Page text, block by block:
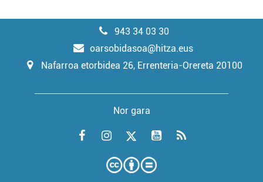
943 34 03 30
oarsobidasoa@hitza.eus
Nafarroa etorbidea 26, Errenteria-Orereta 20100
Nor gara